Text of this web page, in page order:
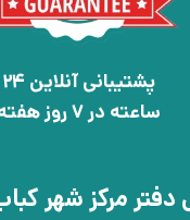
پشتیبانی آنلاین 24
ساعته در 7 روز هفته
مرکز شهر